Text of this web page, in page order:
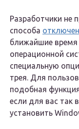
Разработчики не
способа
ближайшие время
операционной
специальную
трея. Для
подобная
если для вас так
установить